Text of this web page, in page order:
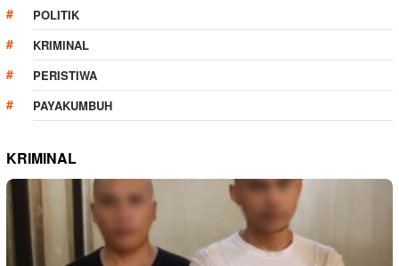
POLITIK
KRIMINAL
PERISTIWA
PAYAKUMBUH
KRIMINAL